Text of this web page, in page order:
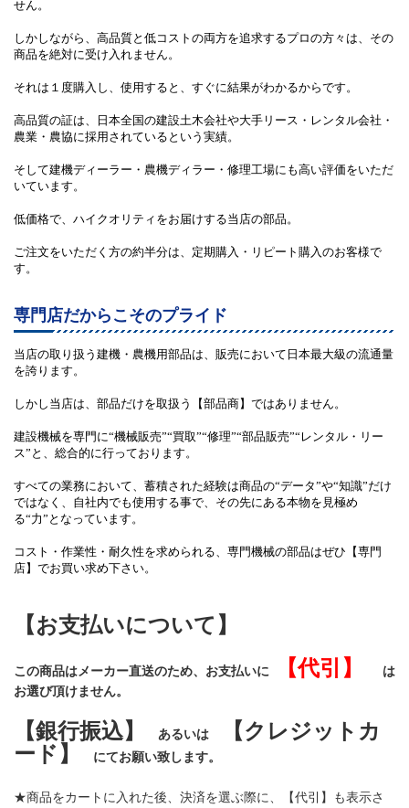
せん。
しかしながら、高品質と低コストの両方を追求するプロの方々は、その
商品を絶対に受け入れません。
それは１度購入し、使用すると、すぐに結果がわかるからです。
高品質の証は、日本全国の建設土木会社や大手リース・レンタル会社・
農業・農協に採用されているという実績。
そして建機ディーラー・農機ディラー・修理工場にも高い評価をいただ
いています。
低価格で、ハイクオリティをお届けする当店の部品。
ご注文をいただく方の約半分は、定期購入・リピート購入のお客様で
す。
専門店だからこそのプライド
当店の取り扱う建機・農機用部品は、販売において日本最大級の流通量
を誇ります。
しかし当店は、部品だけを取扱う【部品商】ではありません。
建設機械を専門に“機械販売”“買取”“修理”“部品販売”“レンタル・リー
ス” と、総合的に行っております。
すべての業務において、蓄積された経験は商品の“データ”や“知識”だけ
ではなく、自社内でも使用する事で、その先にある本物を見極め
る“力”となっています。
コスト・作業性・耐久性を求められる、専門機械の部品はぜひ【専門
店】でお買い求め下さい。
【お支払いについて】
この商品はメーカー直送のため、お支払いに 【代引】
は
お選び頂けません。
【銀行振込】 あるいは
【クレジットカ
ード】
にてお願い致します。
★商品をカートに入れた後、決済を選ぶ際に、【代引】も表示さ